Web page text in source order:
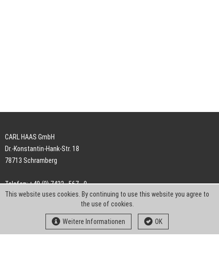
CARL HAAS GmbH
Dr.-Konstantin-Hank-Str. 18
78713 Schramberg
Telefon: +49 (0) 7422 . 567 - 0
Telefax: +49 (0) 7422 . 567 - 239
info-ch@kern-liebers.com
This website uses cookies. By continuing to use this website you agree to
the use of cookies.
Weitere Informationen OK